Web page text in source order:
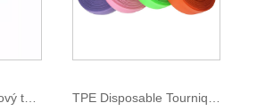
Lékařský jednorázový turniket TPE Disposable Tourniquet